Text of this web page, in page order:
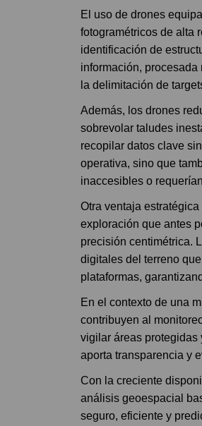
El uso de drones
fotogramétricos de alta
identificación de
información,
la delimitación de
Además, los drones
sobrevolar taludes
recopilar datos clave
operativa, sino que
inaccesibles o
Otra ventaja
exploración que antes
precisión centimétrica.
digitales del terreno
plataformas,
En el contexto de una
contribuyen al
vigilar áreas protegidas
aporta transparencia y
Con la creciente
análisis geoespacial
seguro, eficiente y